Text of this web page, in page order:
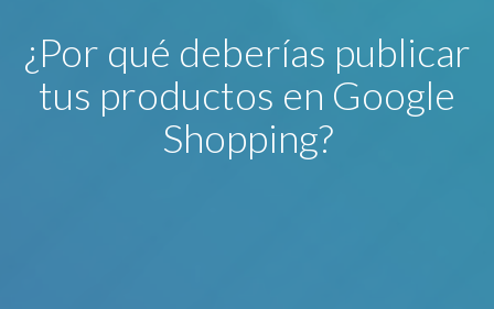
¿Por qué deberías publicar
tus productos en Google
Shopping?